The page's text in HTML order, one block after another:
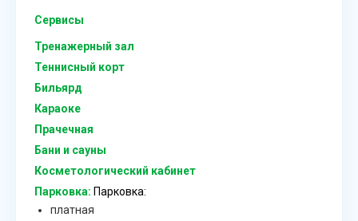
Сервисы
Тренажерный зал
Теннисный корт
Бильярд
Караоке
Прачечная
Бани и сауны
Косметологический кабинет
Парковка: Парковка:
платная